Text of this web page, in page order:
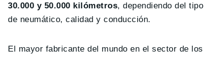
30.000 y 50.000 kilómetros, dependiendo del tipo
de neumático, calidad y conducción.
El mayor fabricante del mundo en el sector de los